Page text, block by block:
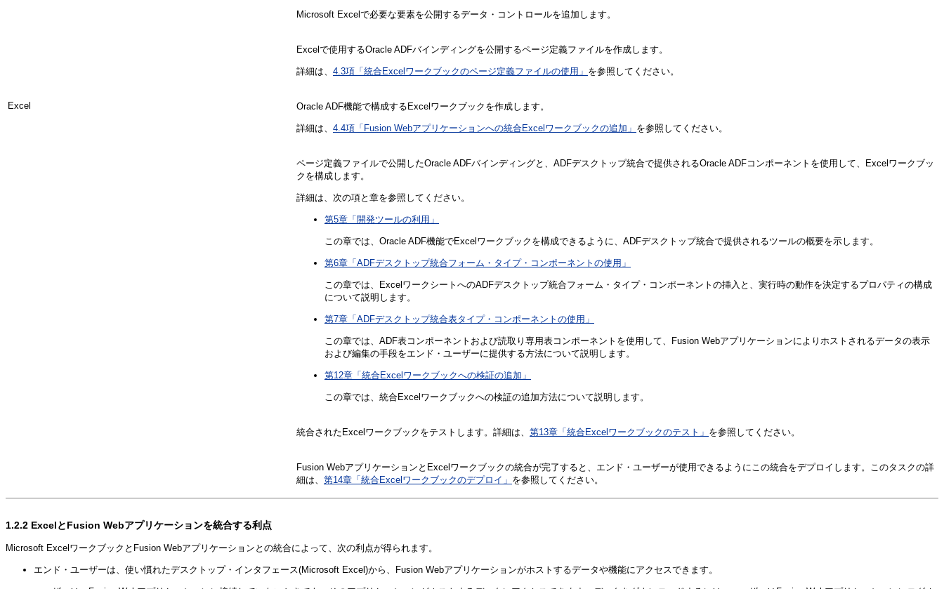
Microsoft Excelで必要な要素を公開するデータ・コントロールを追加します。
Excelで使用するOracle ADFバインディングを公開するページ定義ファイルを作成します。
詳細は、 4.3項「統合Excelワークブックのページ定義ファイルの使用」 を参照してください。
Excel Oracle ADF機能で構成するExcelワークブックを作成します。
詳細は、 4.4項「Fusion Webアプリケーションへの統合Excelワークブックの追加」 を参照してください。
ページ定義ファイルで公開したOracle ADFバインディングと、ADFデスクトップ統合で提供されるOracle ADFコンポーネントを使用して、Excelワークブッ
クを構成します。
詳細は、次の項と章を参照してください。
第5章「開発ツールの利用」
この章では、Oracle ADF機能でExcelワークブックを構成できるように、ADFデスクトップ統合で提供されるツールの概要を示します。
第6章「ADFデスクトップ統合フォーム・タイプ・コンポーネントの使用」
この章では、ExcelワークシートへのADFデスクトップ統合フォーム・タイプ・コンポーネントの挿入と、実行時の動作を決定するプロパティの構成
について説明します。
第7章「ADFデスクトップ統合表タイプ・コンポーネントの使用」
この章では、ADF表コンポーネントおよび読取り専用表コンポーネントを使用して、Fusion Webアプリケーションによりホストされるデータの表示
および編集の手段をエンド・ユーザーに提供する方法について説明します。
第12章「統合Excelワークブックへの検証の追加」
この章では、統合Excelワークブックへの検証の追加方法について説明します。
統合されたExcelワークブックをテストします。詳細は、 第13章「統合Excelワークブックのテスト」 を参照してください。
Fusion WebアプリケーションとExcelワークブックの統合が完了すると、エンド・ユーザーが使用できるようにこの統合をデプロイします。このタスクの詳
細は、 第14章「統合Excelワークブックのデプロイ」 を参照してください。
1.2.2 ExcelとFusion Webアプリケーションを統合する利点
Microsoft ExcelワークブックとFusion Webアプリケーションとの統合によって、次の利点が得られます。
エンド・ユーザーは、使い慣れたデスクトップ・インタフェース(Microsoft Excel)から、Fusion Webアプリケーションがホストするデータや機能にアクセスできます。